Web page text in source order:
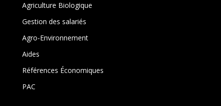
Agriculture Biologique
Gestion des salariés
Agro-Environnement
Aides
Références Économiques
PAC